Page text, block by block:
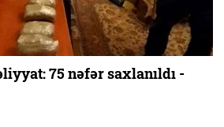
75 nəfər saxlanıldı -